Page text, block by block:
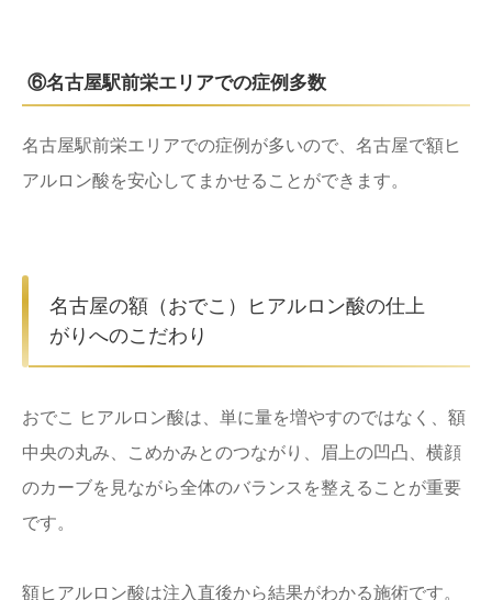
⑥名古屋駅前栄エリアでの症例多数
名古屋駅前栄エリアでの症例が多いので、名古屋で額ヒ
アルロン酸を安心してまかせることができます。
名古屋の額（おでこ）ヒアルロン酸の仕上
がりへのこだわり
おでこ ヒアルロン酸は、単に量を増やすのではなく、額
中央の丸み、こめかみとのつながり、眉上の凹凸、横顔
のカーブを見ながら全体のバランスを整えることが重要
です。
額ヒアルロン酸は注入直後から結果がわかる施術です。